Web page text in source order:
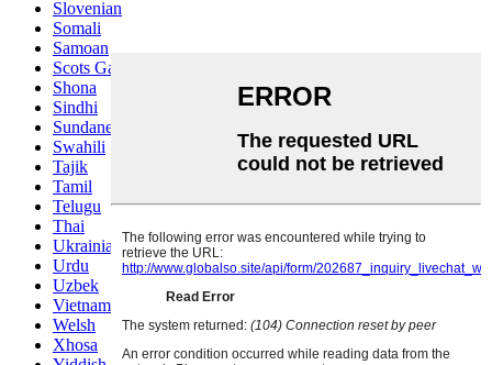
Slovenian
Somali
Samoan
Scots Gaelic
Shona
Sindhi
Sundanese
Swahili
Tajik
Tamil
Telugu
Thai
Ukrainian
Urdu
Uzbek
Vietnamese
Welsh
Xhosa